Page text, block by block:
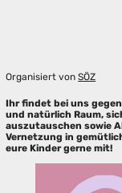
Organisiert vonSÖZ
Ihr findet bei uns
und natürlich Raum,
auszutauschen sowie
Vernetzung in
eure Kinder gerne mit!